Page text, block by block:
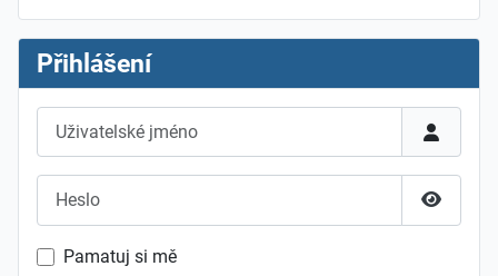
Přihlášení
Pamatuj si mě